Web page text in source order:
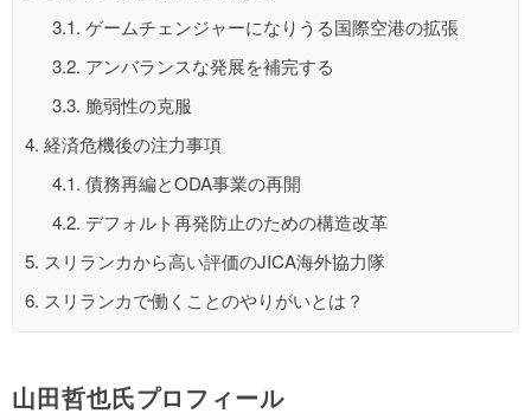
3.1. ゲームチェンジャーになりうる国際空港の拡張
3.2. アンバランスな発展を補完する
3.3. 脆弱性の克服
4. 経済危機後の注力事項
4.1. 債務再編とODA事業の再開
4.2. デフォルト再発防止のための構造改革
5. スリランカから高い評価のJICA海外協力隊
6. スリランカで働くことのやりがいとは？
山田哲也氏プロフィール